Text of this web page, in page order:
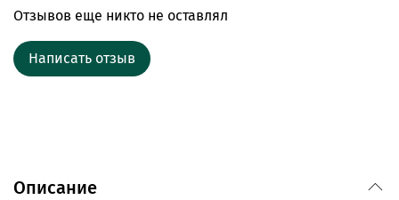
Датчик протока ГВС, датчик холла.
режим отопления после 60 минут работы в
режиме ГВС.
отопления, автоматика по перегреву ОВ.
Отзывов еще никто не оставлял
Написать отзыв
Описание